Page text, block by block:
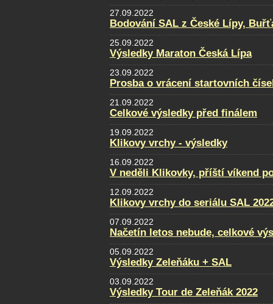
27.09.2022
Bodování SAL z České Lípy,
25.09.2022
Výsledky Maraton Česká Lípa
23.09.2022
Prosba o vrácení startovních
21.09.2022
Celkové výsledky před finálem
19.09.2022
Klikovy vrchy - výsledky
16.09.2022
V neděli Klikovky, příští víkend
12.09.2022
Klikovy vrchy do seriálu SAL
07.09.2022
Načetín letos nebude, celkové
05.09.2022
Výsledky Zeleňáku + SAL
03.09.2022
Výsledky Tour de Zeleňák 2022